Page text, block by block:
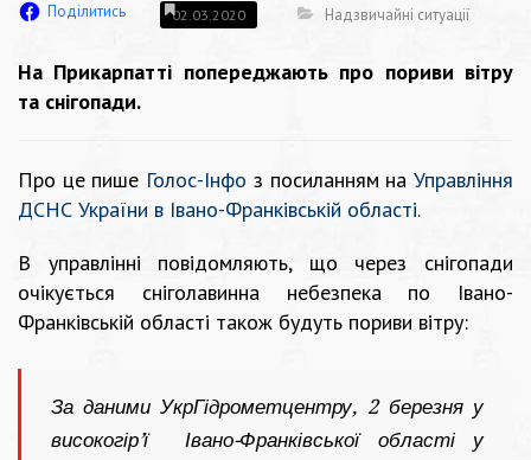
Поділитись 02.03.2020 Надзвичайні ситуації
На Прикарпатті попереджають про пориви вітру
та снігопади.
Про це пише Голос-Інфо з посиланням на Управління
ДСНС України в Івано-Франківській області.
В управлінні повідомляють, що через снігопади
очікується сніголавинна небезпека по Івано-
Франківській області також будуть пориви вітру:
За даними УкрГідрометцентру, 2 березня у
високогір’ї Івано-Франківської області у